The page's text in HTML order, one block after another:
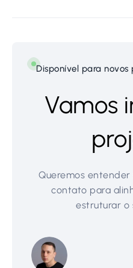
Disponível para novos
Vamos
Queremos
contato para
estruturar o